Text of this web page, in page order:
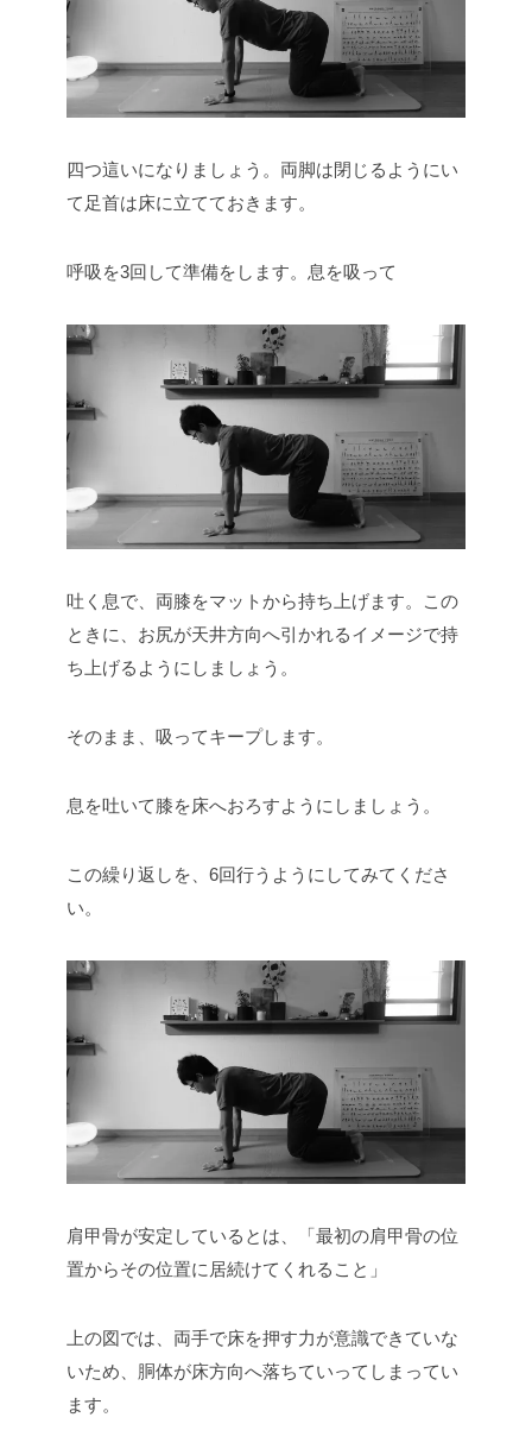
四つ這いになりましょう。両脚は閉じるようにい
て足首は床に立てておきます。
呼吸を3回して準備をします。息を吸って
吐く息で、両膝をマットから持ち上げます。この
ときに、お尻が天井方向へ引かれるイメージで持
ち上げるようにしましょう。
そのまま、吸ってキープします。
息を吐いて膝を床へおろすようにしましょう。
この繰り返しを、6回行うようにしてみてくださ
い。
肩甲骨が安定しているとは、「最初の肩甲骨の位
置からその位置に居続けてくれること」
上の図では、両手で床を押す力が意識できていな
いため、胴体が床方向へ落ちていってしまってい
ます。